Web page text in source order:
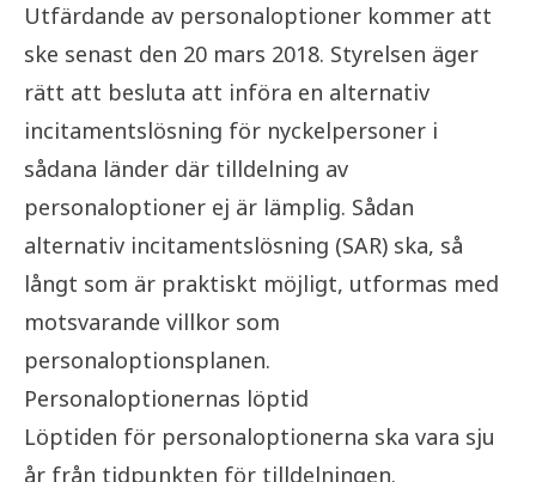
Utfärdande av personaloptioner kommer att
ske senast den 20 mars 2018. Styrelsen äger
rätt att besluta att införa en alternativ
incitamentslösning för nyckelpersoner i
sådana länder där tilldelning av
personaloptioner ej är lämplig. Sådan
alternativ incitamentslösning (SAR) ska, så
långt som är praktiskt möjligt, utformas med
motsvarande villkor som
personaloptionsplanen.
Personaloptionernas löptid
Löptiden för personaloptionerna ska vara sju
år från tidpunkten för tilldelningen.